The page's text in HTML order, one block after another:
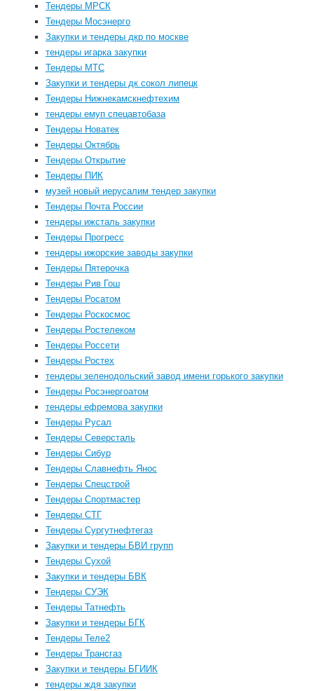
Тендеры МРСК
Тендеры Мосэнерго
Закупки и тендеры дкр по москве
тендеры игарка закупки
Тендеры МТС
Закупки и тендеры дк сокол липецк
Тендеры Нижнекамскнефтехим
тендеры емуп спецавтобаза
Тендеры Новатек
Тендеры Октябрь
Тендеры Открытие
Тендеры ПИК
музей новый иерусалим тендер закупки
Тендеры Почта России
тендеры ижсталь закупки
Тендеры Прогресс
тендеры ижорские заводы закупки
Тендеры Пятерочка
Тендеры Рив Гош
Тендеры Росатом
Тендеры Роскосмос
Тендеры Ростелеком
Тендеры Россети
Тендеры Ростех
тендеры зеленодольский завод имени горького закупки
Тендеры Росэнергоатом
тендеры ефремова закупки
Тендеры Русал
Тендеры Северсталь
Тендеры Сибур
Тендеры Славнефть Янос
Тендеры Спецстрой
Тендеры Спортмастер
Тендеры СТГ
Тендеры Сургутнефтегаз
Закупки и тендеры БВИ групп
Тендеры Сухой
Закупки и тендеры БВК
Тендеры СУЭК
Тендеры Татнефть
Закупки и тендеры БГК
Тендеры Теле2
Тендеры Трансгаз
Закупки и тендеры БГИИК
тендеры ждя закупки